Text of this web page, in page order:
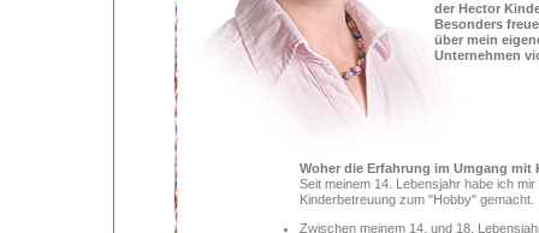
der Hector
Besonders
über mein
Unternehmen
Woher die Erfahrung im Umgang mit
Seit meinem 14. Lebensjahr habe ich mir
Kinderbetreuung zum "Hobby" gemacht.
Zwischen meinem 14. und 18.